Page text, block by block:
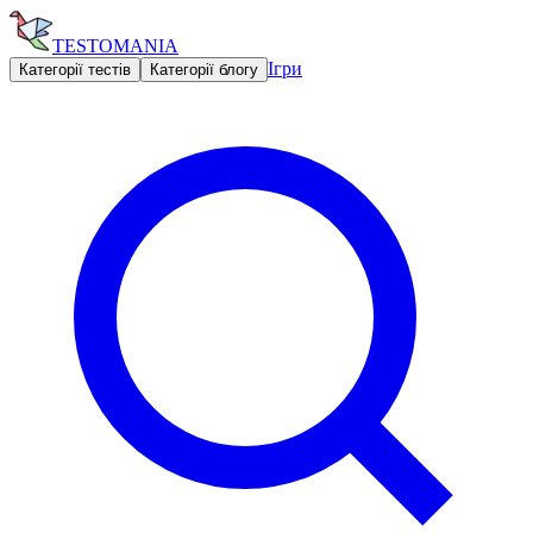
TESTOMANIA
Категорії тестів Категорії блогу Ігри